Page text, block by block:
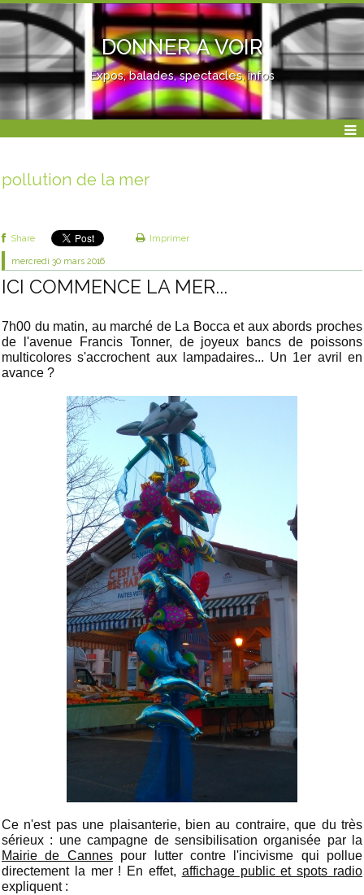
DONNER A VOIR
Expos, balades, spectacles, infos
pollution de la mer
Share Imprimer
mercredi 30 mars 2016
ICI COMMENCE LA MER...
7h00 du matin, au marché de La Bocca et aux abords proches
de l'avenue Francis Tonner, de joyeux bancs de poissons
multicolores s'accrochent aux lampadaires... Un 1er avril en
avance ?
Ce n'est pas une plaisanterie, bien au contraire, que du très
sérieux : une campagne de sensibilisation organisée par la
Mairie de Cannespour lutter contre l'incivisme qui pollue
directement la mer ! En effet, affichage public et spots radio
expliquent :